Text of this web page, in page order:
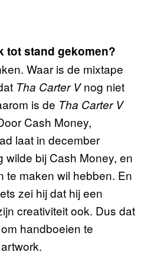
tot stand gekomen?
Waar is de mixtape
Tha Carter Vnog niet
is de Tha Carter V
Cash Money,
laat in december
wilde bij Cash Money, en
te maken wil hebben. En
zei hij dat hij een
creativiteit ook. Dus dat
handboeien te